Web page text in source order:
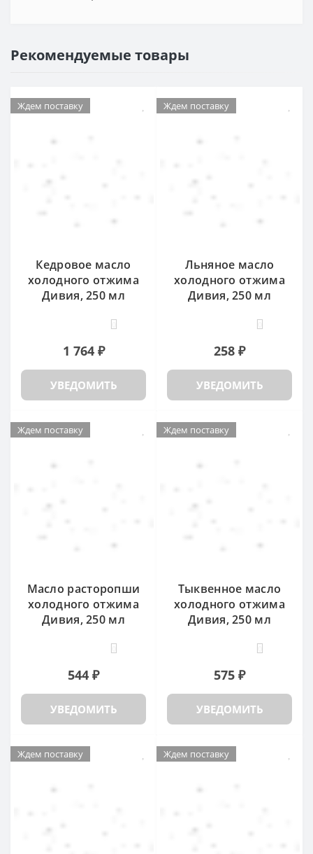
Рекомендуемые товары
Ждем поставку
Кедровое масло
холодного отжима
Дивия, 250 мл
1 764 ₽
УВЕДОМИТЬ
Ждем поставку
Льняное масло
холодного отжима
Дивия, 250 мл
258 ₽
УВЕДОМИТЬ
Ждем поставку
Масло расторопши
холодного отжима
Дивия, 250 мл
544 ₽
УВЕДОМИТЬ
Ждем поставку
Тыквенное масло
холодного отжима
Дивия, 250 мл
575 ₽
УВЕДОМИТЬ
Ждем поставку Ждем поставку